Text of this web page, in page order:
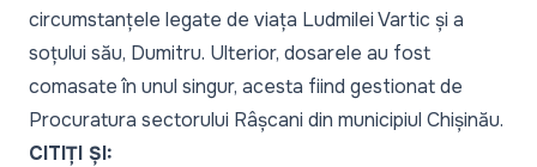
circumstanțele legate de viața Ludmilei Vartic și a
soțului său, Dumitru. Ulterior, dosarele au fost
comasate în unul singur, acesta fiind gestionat de
Procuratura sectorului Râșcani din municipiul Chișinău.
CITIȚI ȘI: